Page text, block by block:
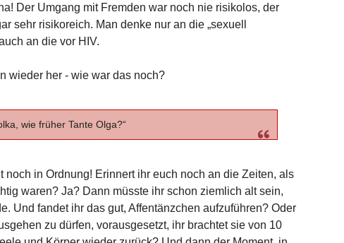
Der Umgang mit Fremden war noch nie risikolos, der
sehr risikoreich. Man denke nur an die „sexuell
an die vor HIV.
wieder her - wie war das noch?
wie früher Tante Olga?“
noch in Ordnung! Erinnert ihr euch noch an die Zeiten, als
waren? Ja? Dann müsste ihr schon ziemlich alt sein,
Und fandet ihr das gut, Affentänzchen aufzuführen? Oder
zu dürfen, vorausgesetzt, ihr brachtet sie von 10